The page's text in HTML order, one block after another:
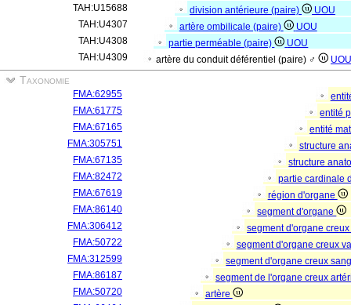
TAH:U15688
division antérieure (paire)
UOU
TAH:U4307
artère ombilicale (paire)
UOU
TAH:U4308
partie perméable (paire)
UOU
TAH:U4309
artère du conduit déférentiel (paire) ♂ UOU
Taxonomie
FMA:62955
FMA:61775
entité
FMA:67165
entité
FMA:305751
structure
FMA:67135
structure
FMA:82472
partie cardinale
FMA:67619
région d'organe
FMA:86140
segment d'organe
FMA:306412
segment d'organe
FMA:50722
segment d'organe creux
FMA:312599
segment d'organe creux
FMA:86187
segment de l'organe creux
FMA:50720
artère